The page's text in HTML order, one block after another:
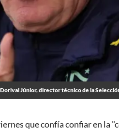
Dorival Júnior, director técnico de la
que confía confiar en la